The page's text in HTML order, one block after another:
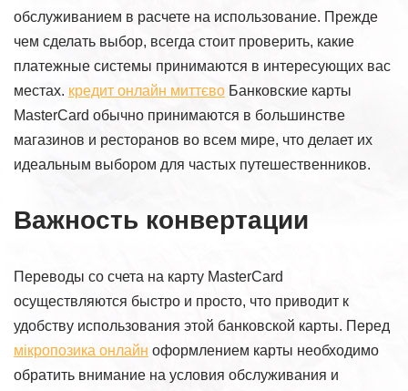
обслуживанием в расчете на использование. Прежде
чем сделать выбор, всегда стоит проверить, какие
платежные системы принимаются в интересующих вас
местах. кредит онлайн миттєво Банковские карты
MasterCard обычно принимаются в большинстве
магазинов и ресторанов во всем мире, что делает их
идеальным выбором для частых путешественников.
Важность конвертации
Переводы со счета на карту MasterCard
осуществляются быстро и просто, что приводит к
удобству использования этой банковской карты. Перед
мікропозика онлайн оформлением карты необходимо
обратить внимание на условия обслуживания и